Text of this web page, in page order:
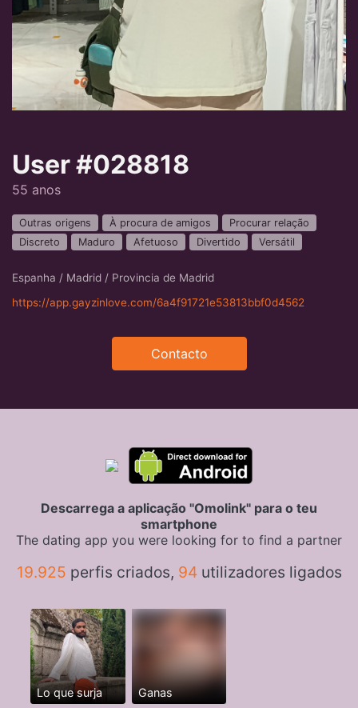
User #028818
55 anos
Outras origens À procura de amigos
Procurar relação
Discreto
Maduro Afetuoso Divertido Versátil
Espanha / Madrid / Provincia de Madrid
https://app.gayzinlove.com/6a4f91721e53813bbf0d4562
Contacto
Descarrega a aplicação "Omolink" para o teu
smartphone
The dating app you were looking for to find a partner
19.925 perfis criados, 94utilizadores ligados
Lo que surja Ganas